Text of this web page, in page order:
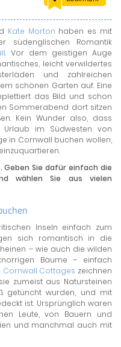
Kate Morton haben es mit
südenglischen Romantik
. Vor dem geistigen Auge
leicht verwildertes
und zahlreichen
schönen Garten auf. Eine
das Bild und schon
Sommerabend dort sitzen
Kein Wunder also, dass
im Südwesten von
in Cornwall buchen wollen,
Geben Sie dafür einfach die
wählen Sie aus vielen
Inseln einfach zum
sich romantisch in die
– wie auch die wilden
Bäume – einfach
Cornwall Cottages zeichnen
zumeist aus Natursteinen
getüncht wurden, und mit
ist. Ursprünglich waren
Leute, von Bauern und
und manchmal auch mit